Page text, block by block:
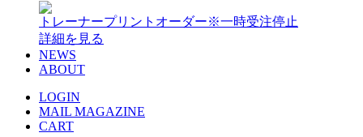
トレーナープリントオーダー※一時受注停止
詳細を見る
NEWS
ABOUT
LOGIN
MAIL MAGAZINE
CART